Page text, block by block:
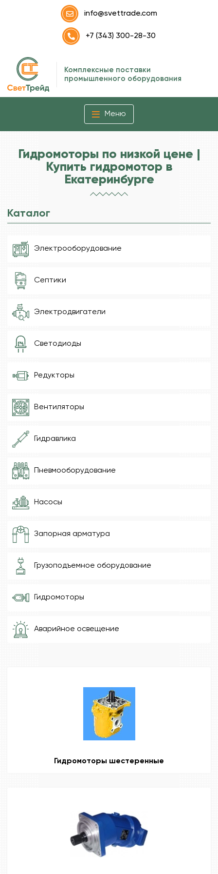
Комплексные поставки
промышленного оборудования
info@svettrade.com
+7 (343) 300-28-30
Меню
Гидромоторы по низкой цене |
Купить гидромотор в
Екатеринбурге
Каталог
Электрооборудование
Септики
Электродвигатели
Светодиоды
Редукторы
Вентиляторы
Гидравлика
Пневмооборудование
Насосы
Запорная арматура
Грузоподъемное оборудование
Гидромоторы
Аварийное освещение
Гидромоторы шестеренные